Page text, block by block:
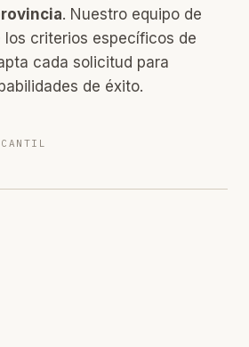
. Nuestro equipo de
criterios específicos de
cada solicitud para
de éxito.